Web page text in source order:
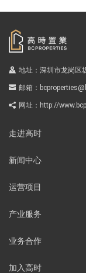
地址：深圳市龙岗区
邮箱：
网址： http://
走进高时
新闻中心
运营项目
产业服务
业务合作
加入高时